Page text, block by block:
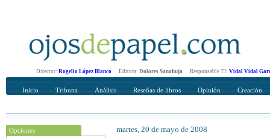
Director: Rogelio López Blanco Editora: Dolores Sanahuja Responsable TI: Vidal Vidal
Inicio Tribuna Análisis Reseñas de libros Opinión Creación
Opciones
Recomendar
martes, 20 de mayo de 2008